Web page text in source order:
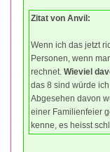
Zitat von Anvil:
Wenn ich das jetzt
Personen, wenn
rechnet. Wieviel
das 8 sind würde
Abgesehen davon
einer Familienfeier
kenne, es heisst